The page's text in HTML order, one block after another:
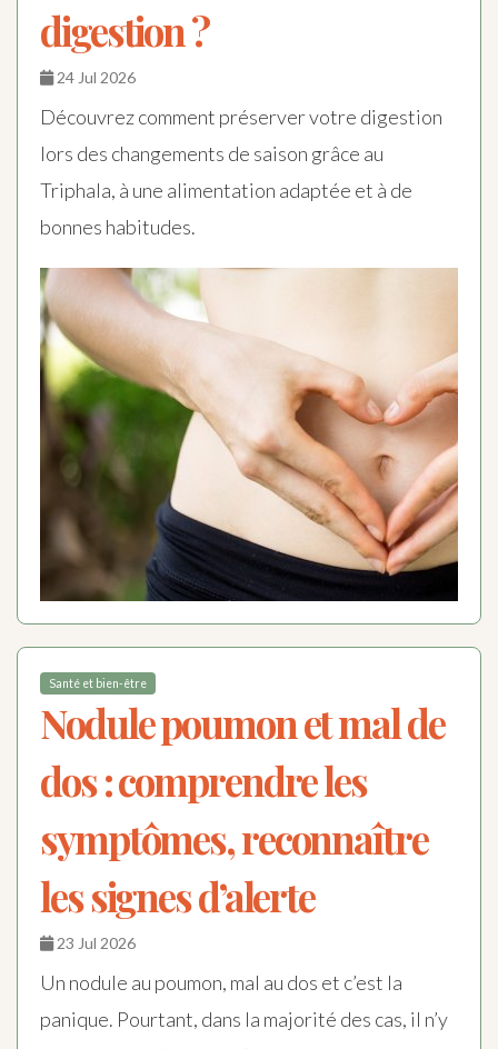
digestion ?
24 Jul 2026
Découvrez comment préserver votre digestion
lors des changements de saison grâce au
Triphala, à une alimentation adaptée et à de
bonnes habitudes.
Santé et bien-être
Nodule poumon et mal de
dos : comprendre les
symptômes, reconnaître
les signes d’alerte
23 Jul 2026
Un nodule au poumon, mal au dos et c’est la
panique. Pourtant, dans la majorité des cas, il n’y